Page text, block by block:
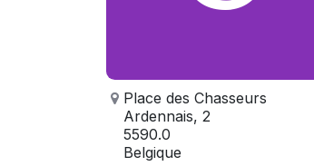
Place des Chasseurs
Ardennais, 2
5590.0
Belgique